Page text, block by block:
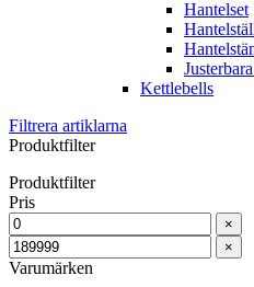
Hantelset
Kettlebells
Filtrera artiklarna
Produktfilter
Produktfilter
Pris
×
×
Varumärken